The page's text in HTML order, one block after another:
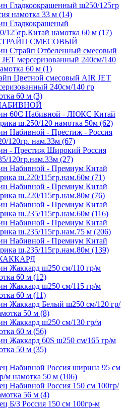
Гладкоокрашенный ш250/125гр
намотка 33 м (14)
Гладкокрашеный
125гр.Китай намотка 60 м (17)
СМЕСОВЫЙ
Страйп Отбеленный смесовый
мерсеризованный 240см/140
60 м (1)
Цветной смесовый AIR JET
240см/140 гр
60 м (3)
60С Набивной - ЛЮКС Китай
ш.250/120 намотка 50м (62)
Набивной - Престиж - Россия
120гр. нам.33м (67)
- Престиж Широкий Россия
120гр.нам.33м (27)
Набивной - Премиум Китай
ш.220/115гр.нам.60м (71)
Набивной - Премиум Китай
ш.220/115гр.нам.80м (76)
Набивной - Премиум Китай
ш.235/115гр.нам.60м (116)
Набивной - Премиум Китай
ш.235/115гр.нам.75 м (206)
Набивной - Премиум Китай
ш.235/115гр.нам.80м (139)
Жаккард ш250 см/110 гр/м
60 м (12)
Жаккард ш250 см/115 гр/м
60 м (11)
Жаккард Белый ш250 см/120 гр/
50 м (8)
Жаккард ш250 см/130 гр/м
60 м (56)
Жаккард 60S ш250 см/165 гр/м
50 м (35)
Набивной Россия ширина 95 см
м намотка 50 м (106)
Набивной Россия 150 см 100гр/
56 м (4)
Б/З Россия 150 см 100гр-м